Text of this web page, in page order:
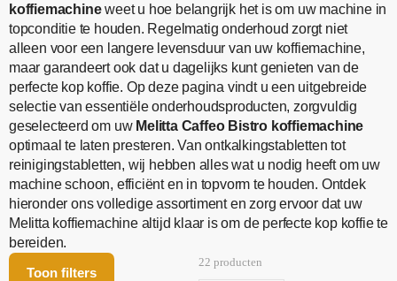
koffiemachineweet u hoe belangrijk het is om uw machine in
topconditie te houden. Regelmatig onderhoud zorgt niet
alleen voor een langere levensduur van uw koffiemachine,
maar garandeert ook dat u dagelijks kunt genieten van de
perfecte kop koffie. Op deze pagina vindt u een uitgebreide
selectie van essentiële onderhoudsproducten, zorgvuldig
geselecteerd om uw Melitta Caffeo Bistro koffiemachine
optimaal te laten presteren. Van ontkalkingstabletten tot
reinigingstabletten, wij hebben alles wat u nodig heeft om uw
machine schoon, efficiënt en in topvorm te houden. Ontdek
hieronder ons volledige assortiment en zorg ervoor dat uw
Melitta koffiemachine altijd klaar is om de perfecte kop koffie te
bereiden.
Toon filters
22 producten